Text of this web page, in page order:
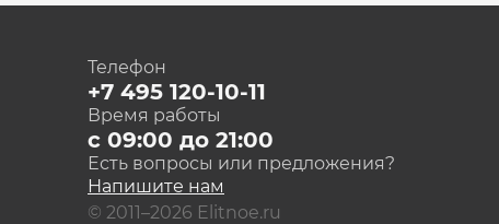
Телефон
+7 495 120-10-11
Время работы
с 09:00 до 21:00
Есть вопросы или предложения?
Напишите нам
© 2011–2026 Elitnoe.ru